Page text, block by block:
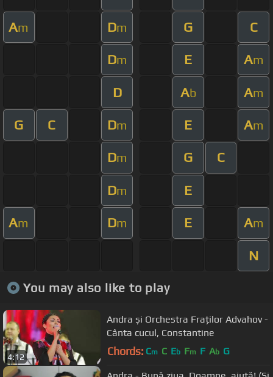
Am Dm G C
Dm E Am
D Ab Am
G C Dm E Am
Dm G C
Dm E
Am Dm E Am
N
You may also like to play
4:12
Andra și Orchestra Fraților Advahov -
Cânta cucul, Constantine
Chords: Cm C Eb Fm F Ab G